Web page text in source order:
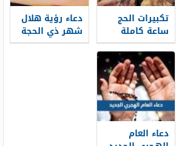
تكبيرات الحج
ساعة كاملة
بجودة عالية
1448 -2026 لبيك
اللهم لبيك
دعاء رؤية هلال
شهر ذي الحجة
1448 كامل
دعاء العام